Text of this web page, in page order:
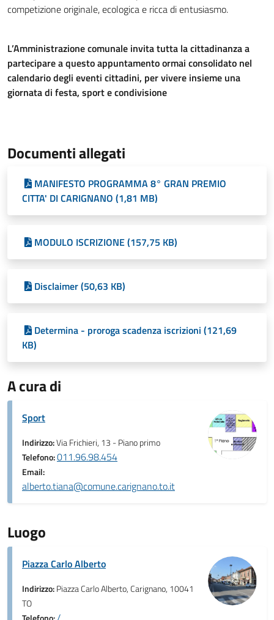
competizione originale, ecologica e ricca di entusiasmo.
L’Amministrazione comunale invita tutta la cittadinanza a
partecipare a questo appuntamento ormai consolidato nel
calendario degli eventi cittadini, per vivere insieme una
giornata di festa, sport e condivisione
Documenti allegati
MANIFESTO PROGRAMMA 8° GRAN PREMIO
CITTA' DI CARIGNANO (1,81 MB)
MODULO ISCRIZIONE (157,75 KB)
Disclaimer (50,63 KB)
Determina - proroga scadenza iscrizioni (121,69
KB)
A cura di
Sport
Indirizzo:Via Frichieri, 13 - Piano primo
Telefono:011.96.98.454
Email:
alberto.tiana@comune.carignano.to.it
Luogo
Piazza Carlo Alberto
Indirizzo:Piazza Carlo Alberto, Carignano, 10041
TO